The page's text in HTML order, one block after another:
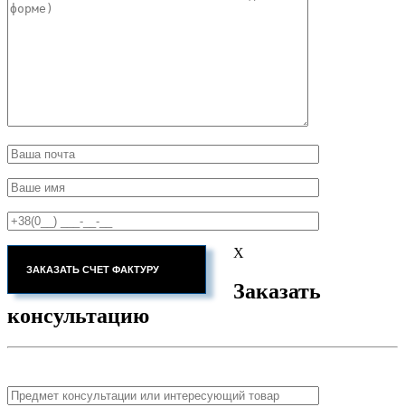
X
Заказать
консультацию